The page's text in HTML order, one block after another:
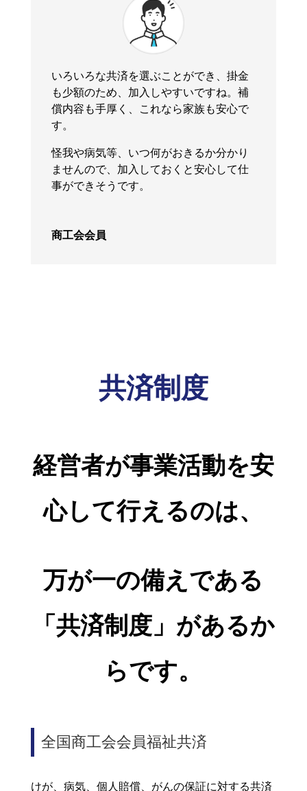
いろいろな共済を選ぶことができ、掛金
も少額のため、加入しやすいですね。補
償内容も手厚く、これなら家族も安心で
す。
怪我や病気等、いつ何がおきるか分かり
ませんので、加入しておくと安心して仕
事ができそうです。
商工会会員
共済制度
経営者が事業活動を安
心して行えるのは、
万が一の備えである
「共済制度」があるか
らです。
全国商工会会員福祉共済
けが、病気、個人賠償、がんの保証に対する共済